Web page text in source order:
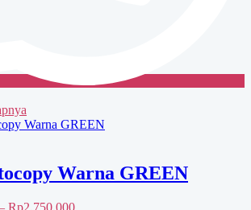
Warna GREEN
Rp2,750,000Rentang